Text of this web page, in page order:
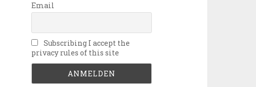
Email
Subscribing I accept the
privacy rules of this site